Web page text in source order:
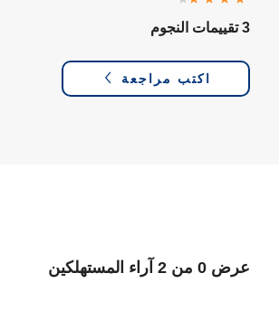
3 تقييمات النجوم
اكتب مراجعة
عرض 0 من 2 آراء المستهلكين